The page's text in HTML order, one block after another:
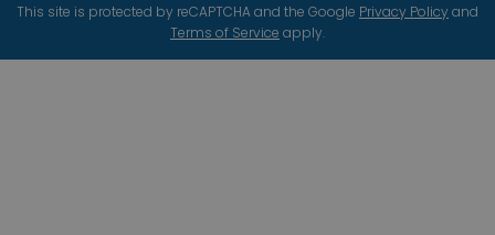
This site is protected by reCAPTCHA and the Google Privacy Policy and
Terms of Service apply.